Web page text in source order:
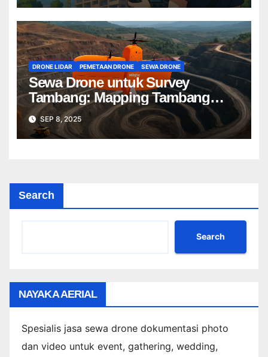
DRONE LIDAR PEMETAAN DRONE SEWA DRONE
Sewa Drone untuk Survey
Tambang: Mapping Tambang
Profesional Lebih Cepat & Akurat
SEP 8, 2025
Search
Search
NAYAKA AERIAL
Spesialis jasa sewa drone dokumentasi photo
dan video untuk event, gathering, wedding,